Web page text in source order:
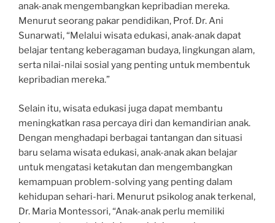
anak-anak mengembangkan kepribadian mereka.
Menurut seorang pakar pendidikan, Prof. Dr. Ani
Sunarwati, “Melalui wisata edukasi, anak-anak dapat
belajar tentang keberagaman budaya, lingkungan alam,
serta nilai-nilai sosial yang penting untuk membentuk
kepribadian mereka.”
Selain itu, wisata edukasi juga dapat membantu
meningkatkan rasa percaya diri dan kemandirian anak.
Dengan menghadapi berbagai tantangan dan situasi
baru selama wisata edukasi, anak-anak akan belajar
untuk mengatasi ketakutan dan mengembangkan
kemampuan problem-solving yang penting dalam
kehidupan sehari-hari. Menurut psikolog anak terkenal,
Dr. Maria Montessori, “Anak-anak perlu memiliki